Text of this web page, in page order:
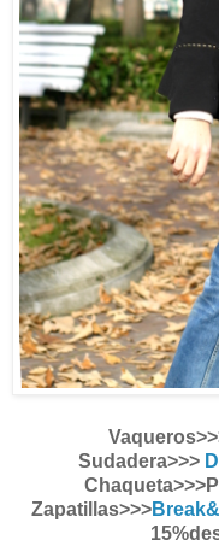
Sudadera>>>
Zapatillas>>>